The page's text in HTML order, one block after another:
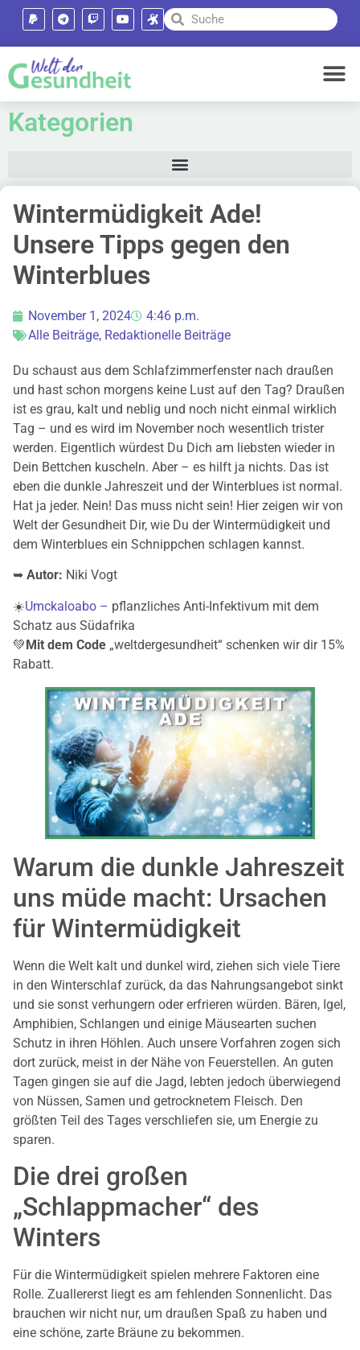
Kategorien
Wintermüdigkeit Ade!
Unsere Tipps gegen den
Winterblues
November 1, 2024
4:46 p.m.
Alle Beiträge, Redaktionelle Beiträge
Du schaust aus dem Schlafzimmerfenster nach draußen
und hast schon morgens keine Lust auf den Tag? Draußen
ist es grau, kalt und neblig und noch nicht einmal wirklich
Tag – und es wird im November noch wesentlich trister
werden. Eigentlich würdest Du Dich am liebsten wieder in
Dein Bettchen kuscheln. Aber – es hilft ja nichts. Das ist
eben die dunkle Jahreszeit und der Winterblues ist normal.
Hat ja jeder. Nein! Das muss nicht sein! Hier zeigen wir von
Welt der Gesundheit Dir, wie Du der Wintermüdigkeit und
dem Winterblues ein Schnippchen schlagen kannst.
➥ Autor: Niki Vogt
☀️Umckaloabo – pflanzliches Anti-Infektivum mit dem
Schatz aus Südafrika
💚Mit dem Code „weltdergesundheit“ schenken wir dir 15%
Rabatt.
Warum die dunkle Jahreszeit
uns müde macht: Ursachen
für Wintermüdigkeit
Wenn die Welt kalt und dunkel wird, ziehen sich viele Tiere
in den Winterschlaf zurück, da das Nahrungsangebot sinkt
und sie sonst verhungern oder erfrieren würden. Bären, Igel,
Amphibien, Schlangen und einige Mäusearten suchen
Schutz in ihren Höhlen. Auch unsere Vorfahren zogen sich
dort zurück, meist in der Nähe von Feuerstellen. An guten
Tagen gingen sie auf die Jagd, lebten jedoch überwiegend
von Nüssen, Samen und getrocknetem Fleisch. Den
größten Teil des Tages verschliefen sie, um Energie zu
sparen.
Die drei großen
„Schlappmacher“ des
Winters
Für die Wintermüdigkeit spielen mehrere Faktoren eine
Rolle. Zuallererst liegt es am fehlenden Sonnenlicht. Das
brauchen wir nicht nur, um draußen Spaß zu haben und
eine schöne, zarte Bräune zu bekommen.